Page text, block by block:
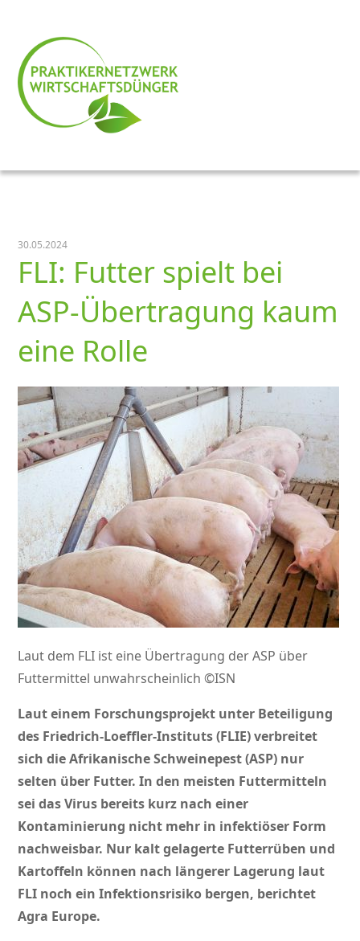
30.05.2024
FLI: Futter spielt bei
ASP-Übertragung kaum
eine Rolle
Laut dem FLI ist eine Übertragung der ASP über
Futtermittel unwahrscheinlich ©ISN
Laut einem Forschungsprojekt unter Beteiligung
des Friedrich-Loeffler-Instituts (FLIE) verbreitet
sich die Afrikanische Schweinepest (ASP) nur
selten über Futter. In den meisten Futtermitteln
sei das Virus bereits kurz nach einer
Kontaminierung nicht mehr in infektiöser Form
nachweisbar. Nur kalt gelagerte Futterrüben und
Kartoffeln können nach längerer Lagerung laut
FLI noch ein Infektionsrisiko bergen, berichtet
Agra Europe.